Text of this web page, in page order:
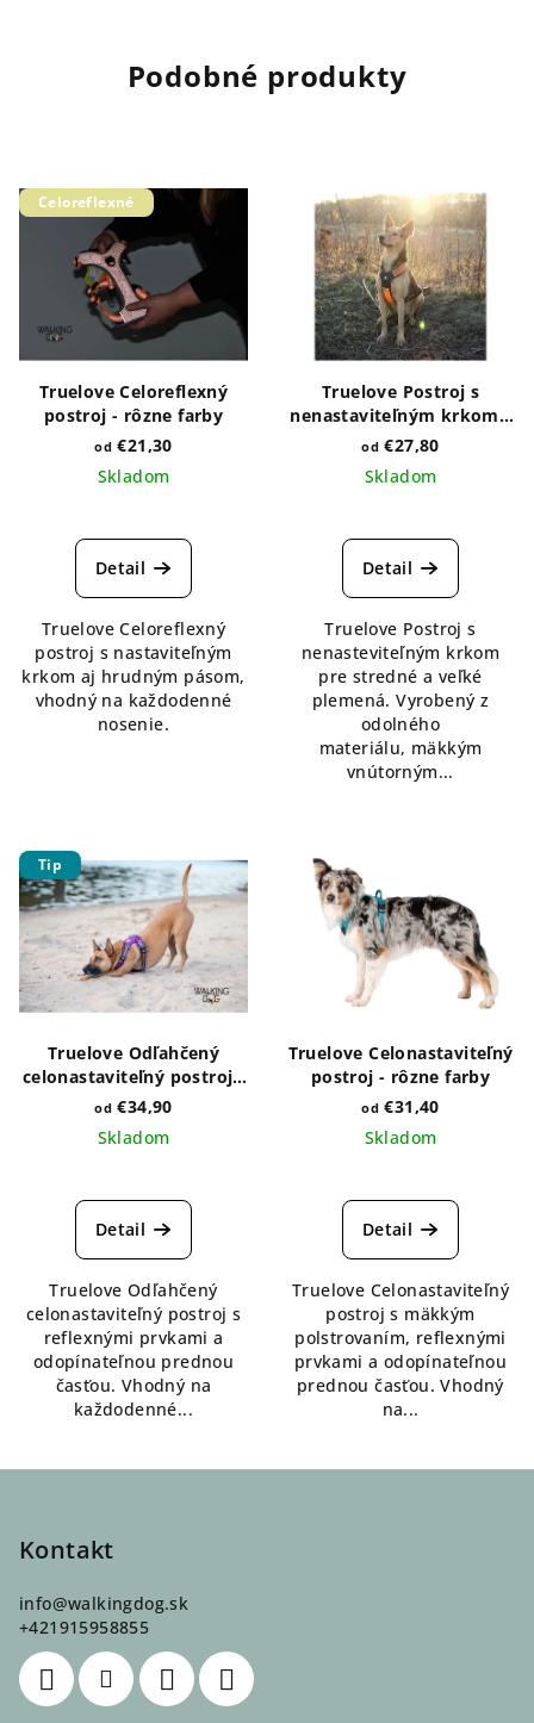
Podobné produkty
Celoreflexné
Truelove Celoreflexný
postroj - rôzne farby
od €21,30
Skladom
Detail
Truelove Celoreflexný
postroj s nastaviteľným
krkom aj hrudným pásom,
vhodný na každodenné
nosenie.
Truelove Postroj s
nenastaviteľným krkom -
rôzne farby
od €27,80
Skladom
hodnotenie
produktu
z
5
hviezdičiek.
Detail
Truelove Postroj s
nenasteviteľným krkom
pre stredné a veľké
plemená. Vyrobený z
odolného
materiálu, mäkkým
vnútorným...
Tip
Truelove Odľahčený
celonastaviteľný postroj -
rôzne farby
od €34,90
Skladom
hodnotenie
produktu
z
5
hviezdičiek.
Detail
Truelove Odľahčený
celonastaviteľný postroj s
reflexnými prvkami a
odopínateľnou prednou
časťou. Vhodný na
každodenné...
Truelove Celonastaviteľný
postroj - rôzne farby
od €31,40
Skladom
hodnotenie
produktu
z
5
hviezdičiek.
Detail
Truelove Celonastaviteľný
postroj s mäkkým
polstrovaním, reflexnými
prvkami a odopínateľnou
prednou časťou. Vhodný
na...
Kontakt
info@walkingdog.sk
+421915958855